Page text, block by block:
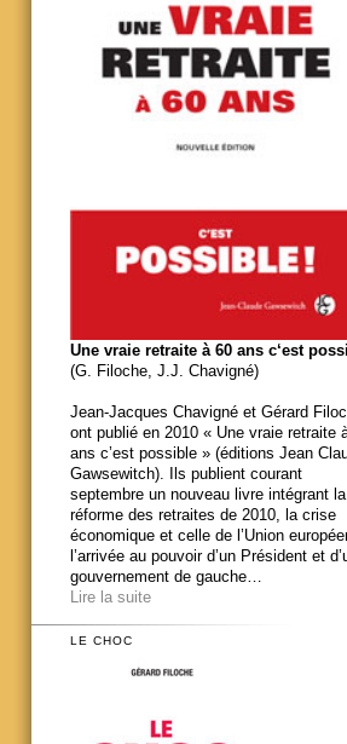
Une vraie retraite à 60 ans c‘est
(G. Filoche, J.J. Chavigné)
Jean-Jacques Chavigné et Gérard
ont publié en 2010 « Une vraie retraite
ans c’est possible » (éditions Jean
Gawsewitch). Ils publient courant
septembre un nouveau livre intégrant la
réforme des retraites de 2010, la crise
économique et celle de l’Union
l’arrivée au pouvoir d’un Président et
gouvernement de gauche…
Lire la suite
LE CHOC